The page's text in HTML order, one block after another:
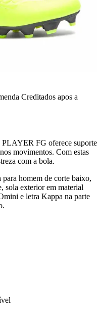
Creditados apos a
FG oferece suporte
movimentos. Com estas
com a bola.
homem de corte baixo,
sola exterior em material
e letra Kappa na parte